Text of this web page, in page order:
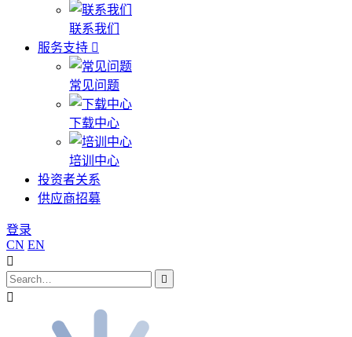
联系我们
服务支持
常见问题
下载中心
培训中心
投资者关系
供应商招募
登录
CN EN